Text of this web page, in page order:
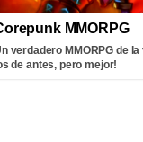
MMORPG
verdadero MMORPG de
de antes, pero mejor!